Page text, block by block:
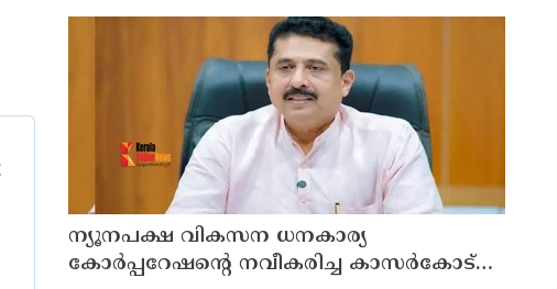
ന്യൂനപക്ഷ വികസന ധനകാര്യ
കോർപ്പറേഷന്റെ നവീകരിച്ച കാസർകോട്